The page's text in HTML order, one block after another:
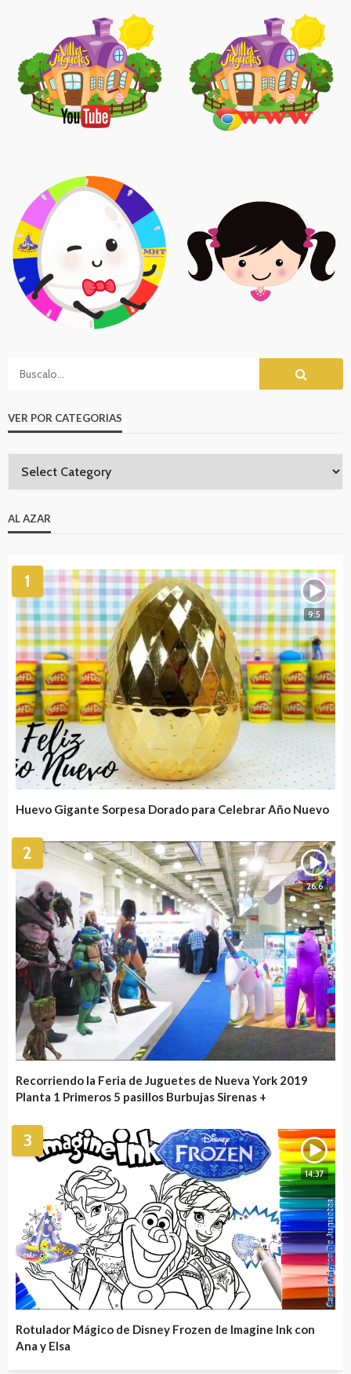
VER POR CATEGORIAS
AL AZAR
1
9:5
Huevo Gigante Sorpesa Dorado para Celebrar Año Nuevo
2
26:6
Recorriendo la Feria de Juguetes de Nueva York 2019
Planta 1 Primeros 5 pasillos Burbujas Sirenas +
3
14:37
Rotulador Mágico de Disney Frozen de Imagine Ink con
Ana y Elsa